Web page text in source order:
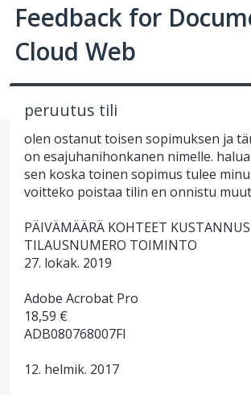
Feedback for
Cloud Web
peruutus tili
olen ostanut toisen sopimuksen ja
on esajuhanihonkanen nimelle.
sen koska toinen sopimus tulee
voitteko poistaa tilin en onnistu
PÄIVÄMÄÄRÄ KOHTEET KUSTANNUS
TILAUSNUMERO TOIMINTO
27. lokak. 2019
Adobe Acrobat Pro
18,59 €
ADB080768007FI
12. helmik. 2017